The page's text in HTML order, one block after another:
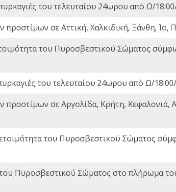
του τελευταίου 24ωρου από Ω/
προστίμων σε Αττική, Χαλκιδική, Ξάνθη, Ίο,
του Πυροσβεστικού Σώματος
του τελευταίου 24ωρου από Ω/
προστίμων σε Αργολίδα, Κρήτη, Κεφαλονιά,
του Πυροσβεστικού Σώματος
Πυροσβεστικού Σώματος στο πλήρωμα